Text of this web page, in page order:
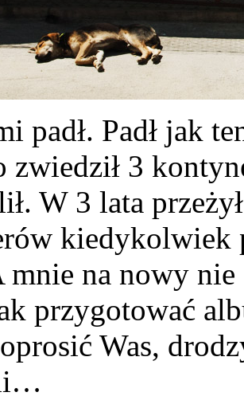
padł. Padł jak
zwiedził 3
W 3 lata
kiedykolwiek
mnie na nowy
przygotować
Was,